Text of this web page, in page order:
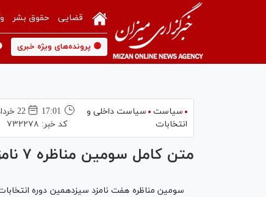
قضایی حقوق بشر
🟡 پرونده‌های ویژه خبری
سیاست
سیاست داخلی و
انتخابات
17:01
22 خرداد 1400
کد خبر: ۷۳۲۲۷۸
متن کامل سومین مناظره ۷ نامزد انتخابات ریاست‌جمهوری + فیلم
سومین مناظره هفت نامزد سیزدهمین دوره